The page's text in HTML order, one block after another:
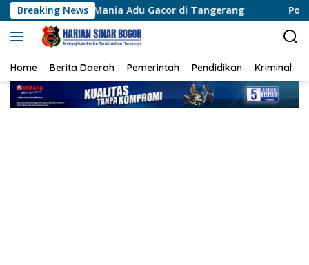
Langsung
ke
konten
Breaking News
Mania Adu Gacor di Tangerang Polisi Sambangi
Home Berita Daerah Pemerintah Pendidikan Kriminal